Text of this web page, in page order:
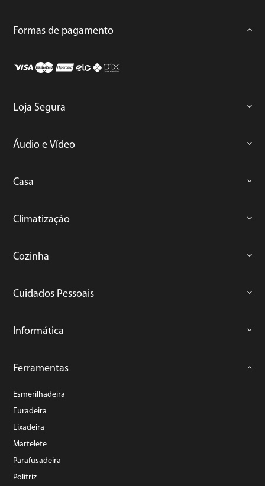
Formas de pagamento
Loja Segura
Áudio e Vídeo
Casa
Climatização
Cozinha
Cuidados Pessoais
Informática
Ferramentas
Esmerilhadeira
Furadeira
Lixadeira
Martelete
Parafusadeira
Politriz